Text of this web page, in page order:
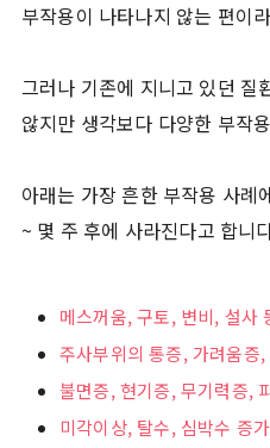
부작용이 나타나지 않는 편이
그러나 기존에 지니고 있던 질
않지만 생각보다 다양한 부작
아래는 가장 흔한 부작용 사례
~ 몇 주 후에 사라진다고 합니
메스꺼움, 구토, 변비, 설사
주사부위의 통증, 가려움증,
불면증, 현기증, 무기력증,
미각이상, 탈수, 심박수 증가